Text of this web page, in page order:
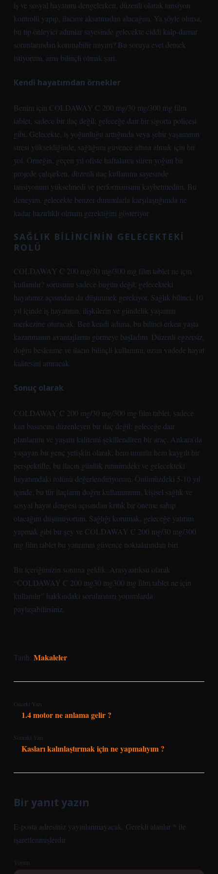
iş ve sosyal hayatımı dengelerken, düzenli olarak tansiyon
kontrolü yapıp, ilacımı aksatmadan alacağım. Ya şöyle olursa,
bu tip önleyici adımlar sayesinde gelecekte ciddi kalp-damar
sorunlarından korunabilir miyim? Bu soruya evet demek
istiyorum, ama bilinçli olmak şart.
Kendi hayatımdan örnekler
Benim için COLDAWAY C 200 mg/30 mg/300 mg film
tablet, sadece bir ilaç değil; geleceğe dair bir sigorta poliçesi
gibi. Gelecekte, iş yoğunluğu arttığında veya şehir yaşamının
stresi yükseldiğinde, sağlığımı güvence altına almak için bir
yol. Örneğin, geçen yıl ofiste haftalarca süren yoğun bir
projede çalışırken, düzenli ilaç kullanımı sayesinde
tansiyonum yükselmedi ve performansımı kaybetmedim. Bu
deneyim, gelecekte benzer durumlarla karşılaştığımda ne
kadar hazırlıklı olmam gerektiğini gösteriyor.
SAĞLIK BILINCININ GELECEKTEKI
ROLÜ
COLDAWAY C 200 mg/30 mg/300 mg film tablet ne için
kullanılır? sorusunu sadece bugün değil, gelecekteki
hayatımız açısından da düşünmek gerekiyor. Sağlık bilinci, 10
yıl içinde iş hayatının, ilişkilerin ve gündelik yaşamın
merkezine oturacak. Ben kendi adıma, bu bilinci erken yaşta
kazanmanın avantajlarını görmeye başladım. Düzenli egzersiz,
doğru beslenme ve ilacın bilinçli kullanımı, uzun vadede hayat
kalitesini artıracak.
Sonuç olarak
COLDAWAY C 200 mg/30 mg/300 mg film tablet, sadece
kan basıncını düzenleyen bir ilaç değil; geleceğe dair
planlarımı ve yaşam kalitemi şekillendiren bir araç. Ankara’da
yaşayan bir genç yetişkin olarak, hem umutlu hem kaygılı bir
perspektifle, bu ilacın günlük rutinimdeki ve gelecekteki
hayatımdaki rolünü değerlendiriyorum. Önümüzdeki 5-10 yıl
içinde, bu tür ilaçların doğru kullanımının, kişisel sağlık ve
sosyal hayat dengesi açısından kritik bir öneme sahip
olacağını düşünüyorum. Sağlığı korumak, geleceğe yatırım
yapmak gibi bir şey ve COLDAWAY C 200 mg/30 mg/300
mg film tablet bu yatırımın güvence noktalarından biri.
Bu içeriğimizin sonuna geldik. Arasyaatiksu olarak
“COLDAWAY C 200 mg30 mg300 mg film tablet ne için
kullanılır” hakkındaki sorularınızı yorumlarda
paylaşabilirsiniz.
Tarih: Makaleler
Önceki Yazı
1.4 motor ne anlama gelir ?
Sonraki Yazı
Kasları kalınlaştırmak için ne yapmalıyım ?
Bir yanıt yazın
E-posta adresiniz yayınlanmayacak. Gerekli alanlar * ile
işaretlenmişlerdir
Yorum